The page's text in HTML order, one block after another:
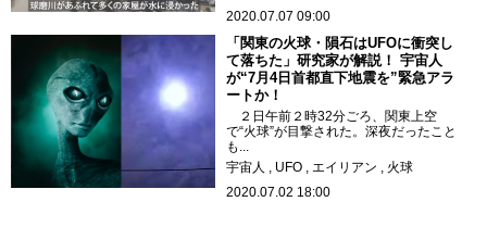
2020.07.07 09:00
「関東の火球・隕石はUFOに衝突し
て落ちた」研究家が解説！ 宇宙人
が“7月4日首都直下地震を”緊急アラ
ートか！
２日午前２時32分ごろ、関東上空
で“火球”が目撃された。深夜だったこと
も...
宇宙人
UFO エイリアン
火球
2020.07.02 18:00